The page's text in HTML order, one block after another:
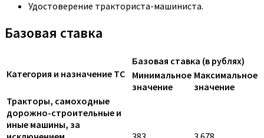
Удостоверение тракториста-машиниста.
Базовая ставка
Категория и назначение ТС
Базовая ставка (в рублях)
Минимальное
значение
Максимальное
значение
Тракторы, самоходные
дорожно-строительные и
иные машины, за